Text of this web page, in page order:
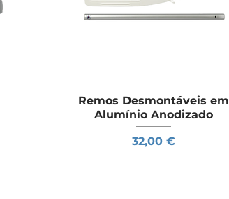
Visualização rápida
Remos Desmontáveis em
Alumínio Anodizado
Preço
32,00 €